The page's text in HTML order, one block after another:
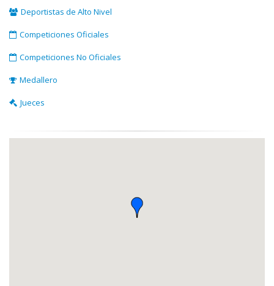
Deportistas de Alto Nivel
Competiciones Oficiales
Competiciones No Oficiales
Medallero
Jueces